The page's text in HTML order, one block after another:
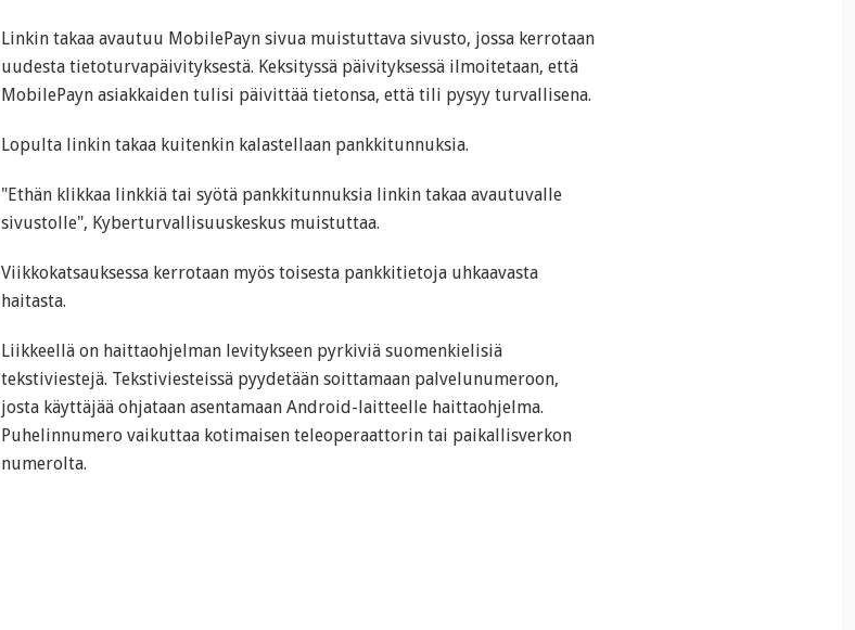
Linkin takaa avautuu MobilePayn sivua muistuttava sivusto, jossa kerrotaan
uudesta tietoturvapäivityksestä. Keksityssä päivityksessä ilmoitetaan, että
MobilePayn asiakkaiden tulisi päivittää tietonsa, että tili pysyy turvallisena.
Lopulta linkin takaa kuitenkin kalastellaan pankkitunnuksia.
"Ethän klikkaa linkkiä tai syötä pankkitunnuksia linkin takaa avautuvalle
sivustolle", Kyberturvallisuuskeskus muistuttaa.
Viikkokatsauksessa kerrotaan myös toisesta pankkitietoja uhkaavasta
haitasta.
Liikkeellä on haittaohjelman levitykseen pyrkiviä suomenkielisiä
tekstiviestejä. Tekstiviesteissä pyydetään soittamaan palvelunumeroon,
josta käyttäjää ohjataan asentamaan Android-laitteelle haittaohjelma.
Puhelinnumero vaikuttaa kotimaisen teleoperaattorin tai paikallisverkon
numerolta.